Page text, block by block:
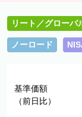
リート／グローバ
ノーロード
基準価額
（前日比）